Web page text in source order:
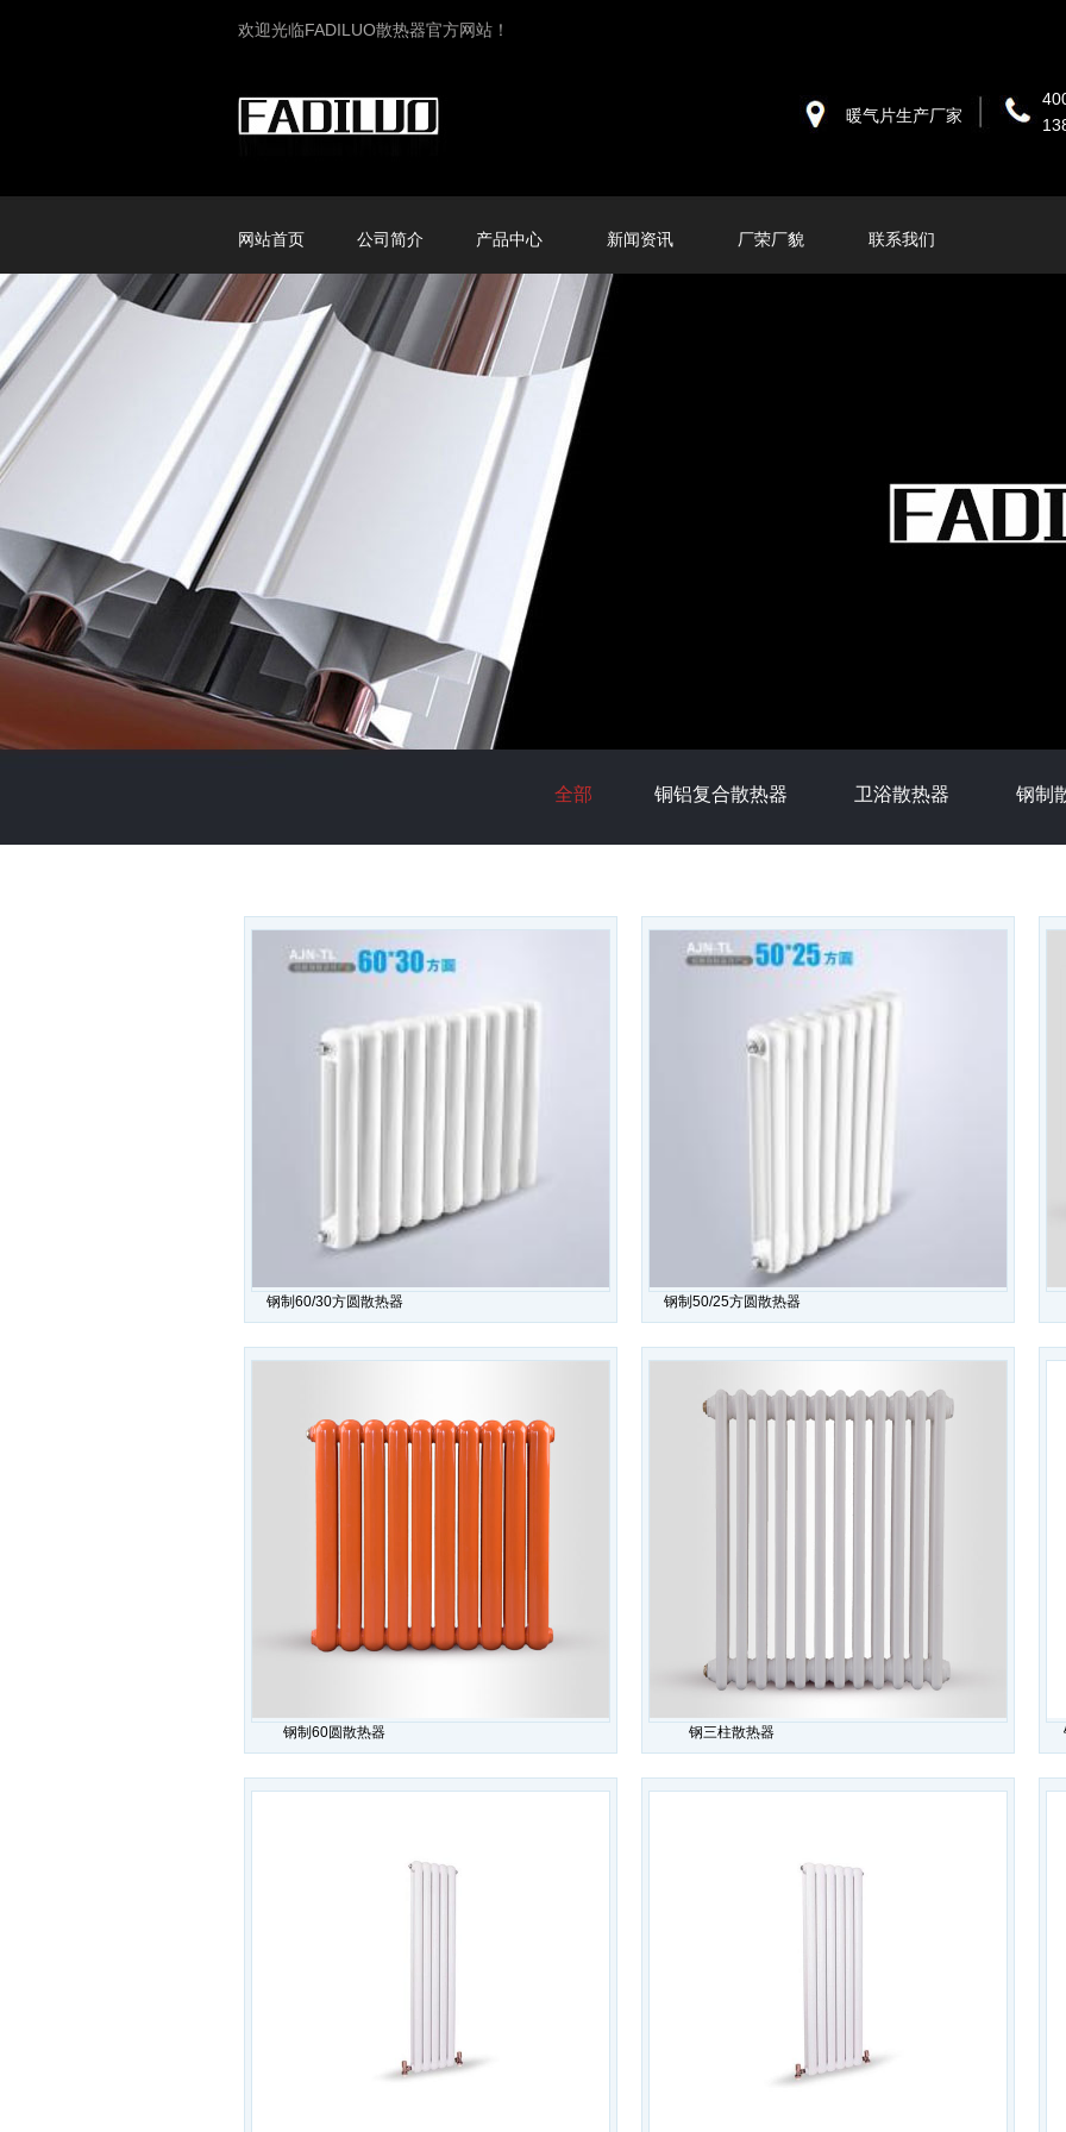
欢迎光临FADILUO散热器官方网站！
暖气片生产厂家
网站首页 公司简介 产品中心 新闻资讯 厂荣厂貌 联系我们
全部 铜铝复合散热器 卫浴散热器 钢制
钢制60/30方圆散热器 钢制50/25方圆散热器
钢制60圆散热器 钢三柱散热器